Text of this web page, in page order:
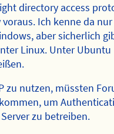
directory access
Ich kenne da
aber sicherlich
Linux. Unter Ubuntu
zu nutzen, müssten
um
zu betreiben.